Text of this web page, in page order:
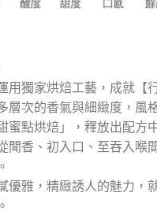
用獨家烘焙工藝，成就【
層次的香氣與細緻度，風
蜜點烘焙」，釋放出配方
聞香、初入口、至吞入喉
優雅，精緻誘人的魅力，